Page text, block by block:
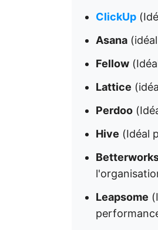
ClickUp
Asana
Fellow
Lattice
Perdoo
Hive (Idéal
Leapsome